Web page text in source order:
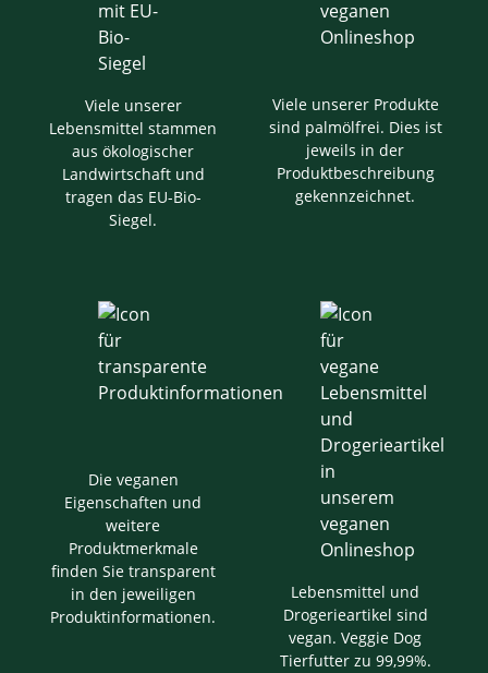
Viele unserer
Lebensmittel stammen
aus ökologischer
Landwirtschaft und
tragen das EU-Bio-
Siegel.
Viele unserer Produkte
sind palmölfrei. Dies ist
jeweils in der
Produktbeschreibung
gekennzeichnet.
Die veganen
Eigenschaften und
weitere
Produktmerkmale
finden Sie transparent
in den jeweiligen
Produktinformationen.
Lebensmittel und
Drogerieartikel sind
vegan. Veggie Dog
Tierfutter zu 99,99%.